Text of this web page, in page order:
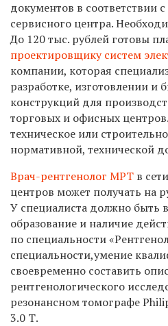
документов в соответствии
сервисного центра.
До 120 тыс. рублей готовы
проектировщику систем
компании, которая
разработке, изготовлении и
конструкций для
торговых и офисных
техническое или
нормативной, технической
Врач-рентгенолог МРТ в
центров может получать на
У специалиста должно быть
образование и наличие
по специальности
специальности,умение
своевременно составить
рентгенологического
резонансном томографе
3.0 Т.